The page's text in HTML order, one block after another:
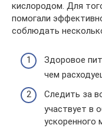
кислородом. Для
помогали
соблюдать
Здоровое
чем
Следить за
участвует в
ускоренного